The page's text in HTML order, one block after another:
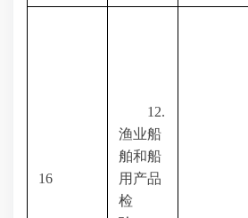
16
12.
渔业船
舶和船
用产品
检